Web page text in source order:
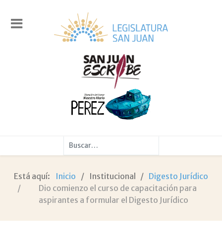
Buscar
Está aquí: Inicio Institucional
Digesto Jurídico
Dio comienzo el curso de capacitación para
aspirantes a formular el Digesto Jurídico